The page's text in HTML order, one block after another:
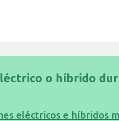
o híbrido
eléctricos e híbridos